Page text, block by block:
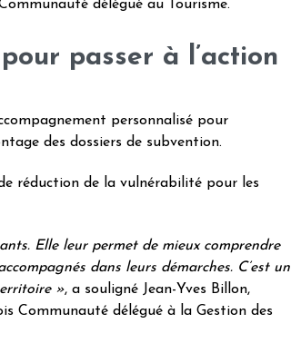
délégué au Tourisme.
passer à l’action
personnalisé pour
des dossiers de subvention.
réduction de la vulnérabilité pour les
Elle leur permet de mieux comprendre
dans leurs démarches. C’est un
», a souligné Jean-Yves Billon,
Communauté délégué à la Gestion des